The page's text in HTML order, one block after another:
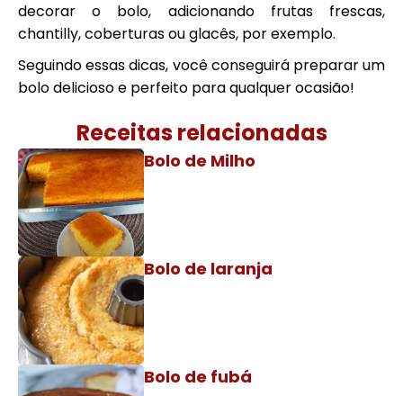
decorar o bolo, adicionando frutas frescas,
chantilly, coberturas ou glacês, por exemplo.
Seguindo essas dicas, você conseguirá preparar um
bolo delicioso e perfeito para qualquer ocasião!
Receitas relacionadas
Bolo de Milho
Bolo de laranja
Bolo de fubá